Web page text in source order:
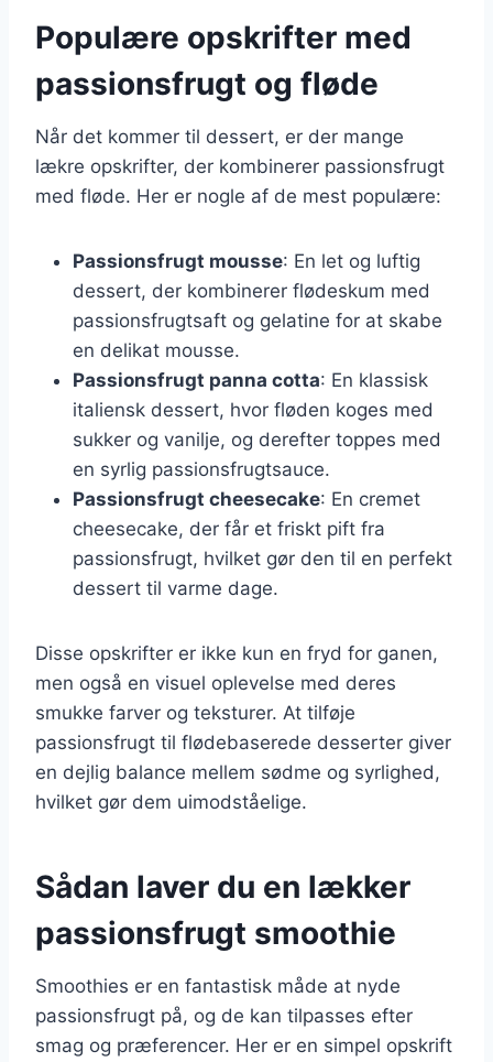
Populære opskrifter med
passionsfrugt og fløde
Når det kommer til dessert, er der mange
lækre opskrifter, der kombinerer passionsfrugt
med fløde. Her er nogle af de mest populære:
Passionsfrugt mousse: En let og luftig
dessert, der kombinerer flødeskum med
passionsfrugtsaft og gelatine for at skabe
en delikat mousse.
Passionsfrugt panna cotta: En klassisk
italiensk dessert, hvor fløden koges med
sukker og vanilje, og derefter toppes med
en syrlig passionsfrugtsauce.
Passionsfrugt cheesecake: En cremet
cheesecake, der får et friskt pift fra
passionsfrugt, hvilket gør den til en perfekt
dessert til varme dage.
Disse opskrifter er ikke kun en fryd for ganen,
men også en visuel oplevelse med deres
smukke farver og teksturer. At tilføje
passionsfrugt til flødebaserede desserter giver
en dejlig balance mellem sødme og syrlighed,
hvilket gør dem uimodståelige.
Sådan laver du en lækker
passionsfrugt smoothie
Smoothies er en fantastisk måde at nyde
passionsfrugt på, og de kan tilpasses efter
smag og præferencer. Her er en simpel opskrift